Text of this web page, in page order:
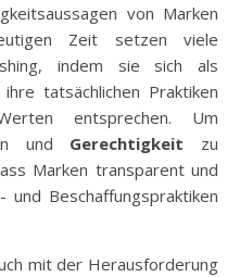
von Marken
Zeit setzen viele
indem sie sich als
tatsächlichen Praktiken
entsprechen. Um
und Gerechtigkeit zu
Marken transparent und
Beschaffungspraktiken
mit der Herausforderung